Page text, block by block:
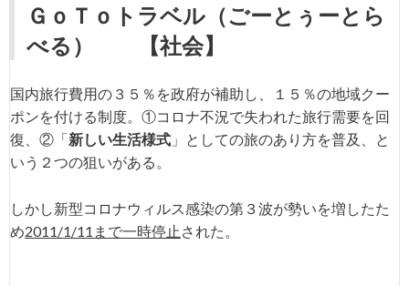
ＧｏＴｏトラベル （ごーとぅーとら
べる）
【社会】
国内旅行費用の３５％を政府が補助し、１５％の地域クー
ポンを付ける制度。①コロナ不況で失われた旅行需要を回
復、②「新しい生活様式 」としての旅のあり方を普及、と
いう２つの狙いがある。
しかし新型コロナウィルス感染の第３波が勢いを増したた
め2011/1/11まで一時停止 された。